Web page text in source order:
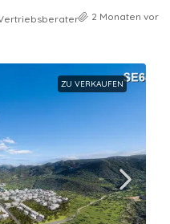
2 Monaten vor
ZU VERKAUFEN